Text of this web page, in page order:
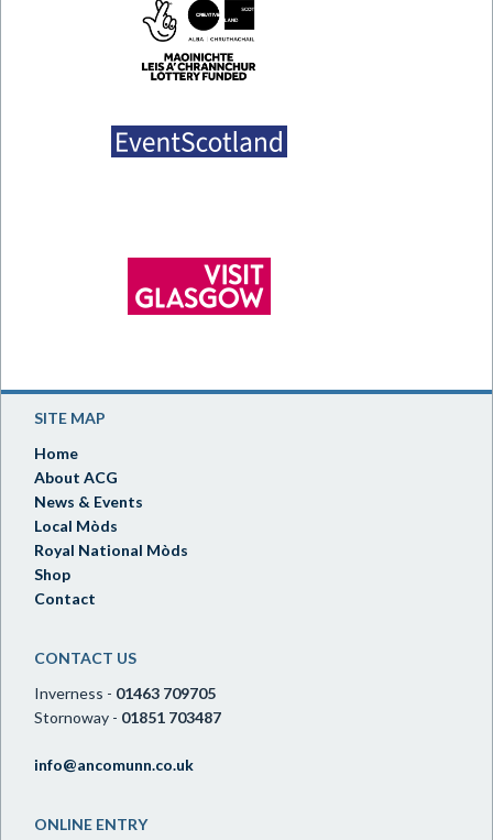
SITE MAP
Home
About ACG
News & Events
Local Mòds
Royal National Mòds
Shop
Contact
CONTACT US
Inverness - 01463 709705
Stornoway - 01851 703487
info@ancomunn.co.uk
ONLINE ENTRY